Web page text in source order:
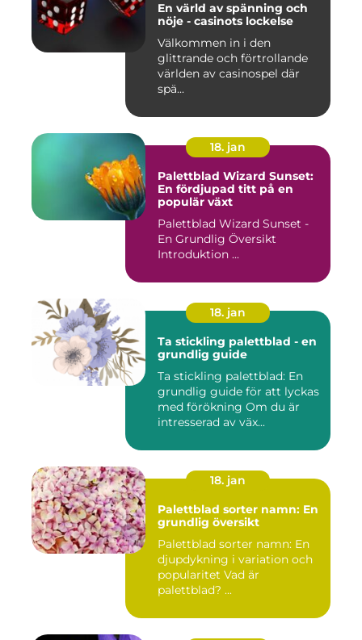
En värld av spänning och
nöje - casinots lockelse
Välkommen in i den
glittrande och förtrollande
världen av casinospel där
spä...
18. jan
Palettblad Wizard Sunset:
En fördjupad titt på en
populär växt
Palettblad Wizard Sunset -
En Grundlig Översikt
Introduktion ...
18. jan
Ta stickling palettblad - en
grundlig guide
Ta stickling palettblad: En
grundlig guide för att lyckas
med förökning Om du är
intresserad av väx...
18. jan
Palettblad sorter namn: En
grundlig översikt
Palettblad sorter namn: En
djupdykning i variation och
popularitet Vad är
palettblad? ...